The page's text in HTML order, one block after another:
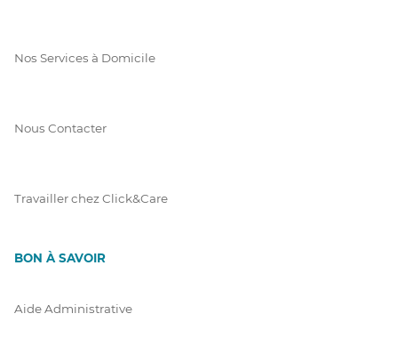
Nos Services à Domicile
Nous Contacter
Travailler chez Click&Care
BON À SAVOIR
Aide Administrative